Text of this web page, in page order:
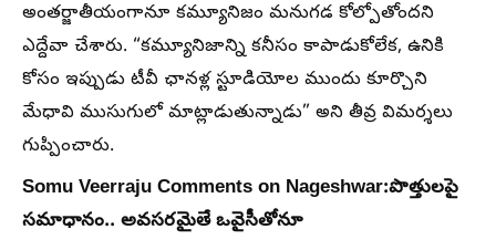
అంతర్జాతీయంగానూ కమ్యూనిజం మనుగడ కోల్పోతోందని
ఎద్దేవా చేశారు. “కమ్యూనిజాన్ని కనీసం కాపాడుకోలేక, ఉనికి
కోసం ఇప్పుడు టీవీ ఛానళ్ల స్టూడియోల ముందు కూర్చొని
మేధావి ముసుగులో మాట్లాడుతున్నాడు” అని తీవ్ర విమర్శలు
గుప్పించారు.
Somu Veerraju Comments on Nageshwar:పొత్తులపై
సమాధానం.. అవసరమైతే ఒవైసీతోనూ